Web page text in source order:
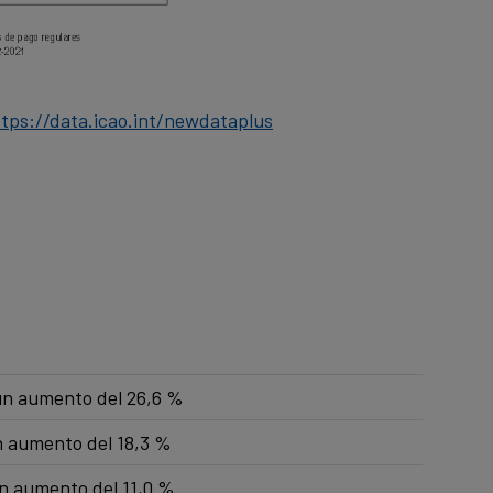
data.icao.int/newdataplus
aumento del 26,6 %
del 18,3 %
aumento del 11,0 %